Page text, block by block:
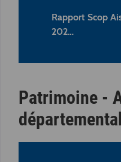
Rapport Scop
202…
Patrimoine -